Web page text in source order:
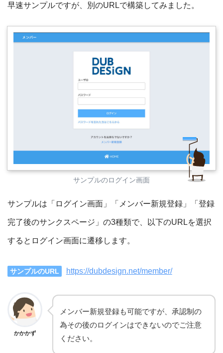
早速サンプルですが、別のURLで構築してみました。
サンプルのログイン画面
サンプルは「ログイン画面」「メンバー新規登録」「登録
完了後のサンクスページ」の3種類で、以下のURLを選択
するとログイン画面に遷移します。
サンプルのURL https://dubdesign.net/member/
かかかず
メンバー新規登録も可能ですが、承認制の
為その後のログインはできないのでご注意
ください。